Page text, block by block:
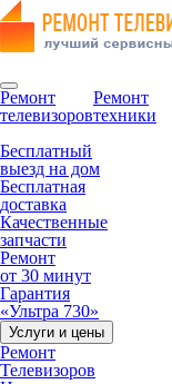
Ремонт
телевизоров
Ремонт
техники
Бесплатный
выезд на дом
Бесплатная
доставка
Качественные
запчасти
Ремонт
от 30 минут
Гарантия
«Ультра 730»
Услуги и цены
Ремонт
Телевизоров